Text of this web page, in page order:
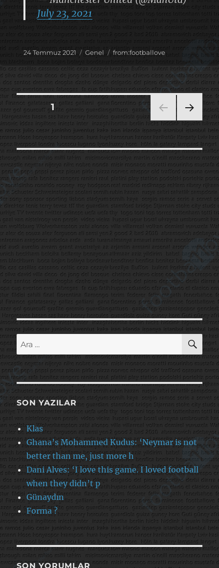
July 23, 2021
Yayın
24 Temmuz 2021 Kategoriler
Genel Etiketler
from:footballove
Yazı
sayfalaması
SAYFA1
SON
RAKI
SAYF
A
Ara:
SON YAZILAR
Klas
Ghana’s Mohammed Kudus: ‘Neymar is not
better than me, just more h
Dani Alves: ‘I love this game. I loved football
when they didn’t p
Günaydın
Forma ?
SON YORUMLAR